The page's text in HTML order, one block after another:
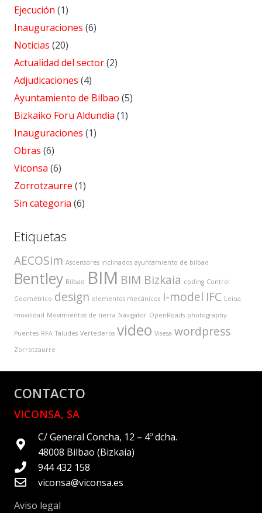
Ejecución (1)
Inauguraciones (6)
Noticias (20)
Actualidad del sector(2)
Adjudicaciones (4)
Ayuntamiento de Bilbao (5)
Bizkaiko Foru Aldundia (1)
Inauguraciones (1)
Obras (6)
Viconsa (6)
Zorrotzaurre (1)
Sin categoria (6)
Etiquetas
AECOSim Ascensores inclinados ayuntamiento de bilbao
Bentley Bilbao BIM BIM Bizkaia coding Control
Geométrico design elementos mecánicos I-model IFC Leioa
movilidad Movimientos de tierra Navigator OpenRoads photography
Puentes RFA Taludes Vertederos video Visesa wordpress
Zorrotzaurre
CONTACTO
VICONSA, SA
C/ General Concha, 12 – 4º dcha.
48008 Bilbao (Bizkaia)
944 432 158
viconsa@viconsa.es
Aviso legal